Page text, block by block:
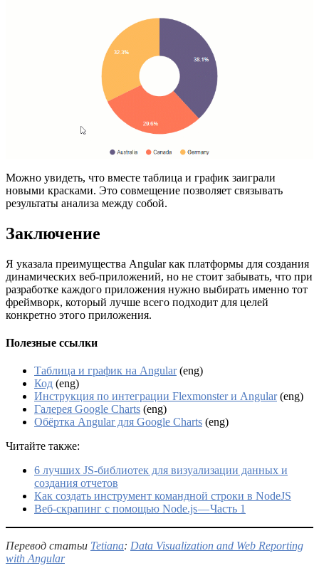
Можно увидеть, что вместе таблица и график заиграли
новыми красками. Это совмещение позволяет связывать
результаты анализа между собой.
Заключение
Я указала преимущества Angular как платформы для создания
динамических веб-приложений, но не стоит забывать, что при
разработке каждого приложения нужно выбирать именно тот
фреймворк, который лучше всего подходит для целей
конкретно этого приложения.
Полезные ссылки
Таблица и график на Angular(eng)
Код (eng)
Инструкция по интеграции Flexmonster и Angular(eng)
Галерея Google Charts (eng)
Обёртка Angular для Google Charts (eng)
Читайте также:
6 лучших JS-библиотек для визуализации данных и
создания отчетов
Как создать инструмент командной строки в NodeJS
Веб-скрапинг с помощью Node.js — Часть 1
Перевод статьи Tetiana: Data Visualization and Web Reporting
with Angular